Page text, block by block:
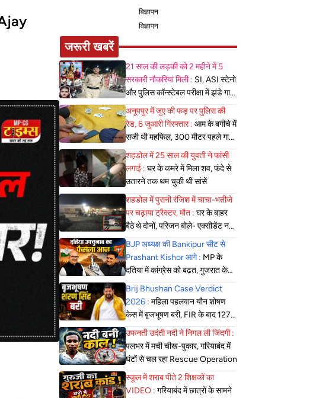
विज्ञापन
विज्ञापन
जरूरी खबरें
21 साल की लड़की को 2 महीने में 5
सरकारी नौकरियां मिली : SI, ASI स्टेनो
और पुलिस कॉन्स्टेबल परीक्षा में झंडे गाड़े,
लेकिन MBBS सीट नहीं मिला, पढ़िए
शहडोल संभाग के शुभांगी की कहा
अनूपपुर में जुए की फड़ पर पुलिस की
रेड, 6 जुआरी गिरफ्तार : आम के बगीचे में
सजी थी महफिल, 300 मीटर पहले गाड़ी
खड़ी कर पैदल पहुंची पुलिस
शहडोल में 25 साल की युवती ने फांसी
लगाई : घर के कमरे में मिला शव, फंदे से
उतारने तक थम चुकी थीं सांसें
शहडोल में पुरानी रंजिश में चाचा-भतीजे
पर चढ़ाया ट्रैक्टर, मौत : घर के बाहर
बैठे थे दोनों, परिजन बोले- एक्सीडेंट नहीं,
सोची-समझी हत्या; एसपी बोले- दबिश
जारी
BJP अध्यक्ष की Bankipur सीट से
Prashant Kishor आगे : MP के
दतिया में कांग्रेस को बढ़त, गुजरात के
मंजलपुर में भाजपा की जीत लगभग तय
Brij Bhushan Case Verdict
2026 : महिला पहलवान यौन शोषण
केस में बृजभूषण बरी, FIR के बाद 127
सुनवाई, कोर्ट ने सुनाया फैसला
उफनती उदंती नदी ने निगल ली जिंदगी :
पलभर में मची चीख-पुकार, गरियाबंद में
घंटों से चल रहा Rescue Operation
स्कूल में शराब पीते 2 शिक्षकों का
VIDEO : गरियाबंद में छात्रों के सामने